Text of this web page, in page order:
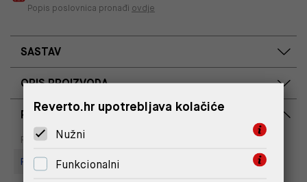
Popis poslovnica pronađi ovdje
SASTAV
OPIS PROIZVODA
RASPOLOŽIVOST PO POSLOVNICAMA
Poslovnica
Na upit
Replay Store, City Center One
Reverto.hr upotrebljava kolačiće
Nužni
Funkcionalni